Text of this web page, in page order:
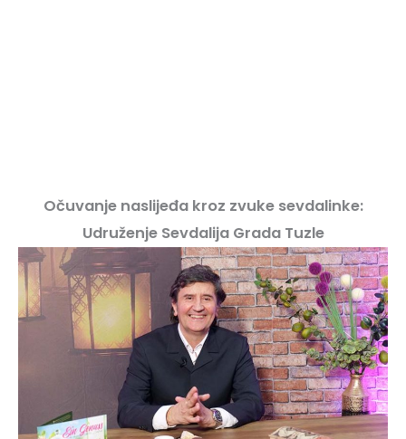
Očuvanje naslijeđa kroz zvuke sevdalinke:
Udruženje Sevdalija Grada Tuzle